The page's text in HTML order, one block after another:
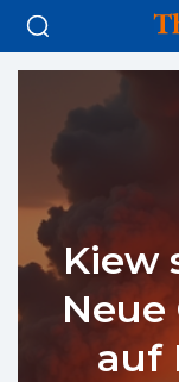
Kiew
auf